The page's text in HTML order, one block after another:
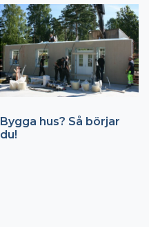
Bygga hus? Så börjar
du!